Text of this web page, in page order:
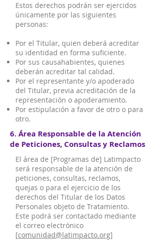
Estos derechos podrán ser ejercidos
únicamente por las siguientes
personas:
Por el Titular, quien deberá acreditar
su identidad en forma suficiente.
Por sus causahabientes, quienes
deberán acreditar tal calidad.
Por el representante y/o apoderado
del Titular, previa acreditación de la
representación o apoderamiento.
Por estipulación a favor de otro o para
otro.
6. Área Responsable de la Atención
de Peticiones, Consultas y Reclamos
El área de [Programas de] Latimpacto
será responsable de la atención de
peticiones, consultas, reclamos,
quejas o para el ejercicio de los
derechos del Titular de los Datos
Personales objeto de Tratamiento.
Este podrá ser contactado mediante
el correo electrónico
[comunidad@latimpacto.org]